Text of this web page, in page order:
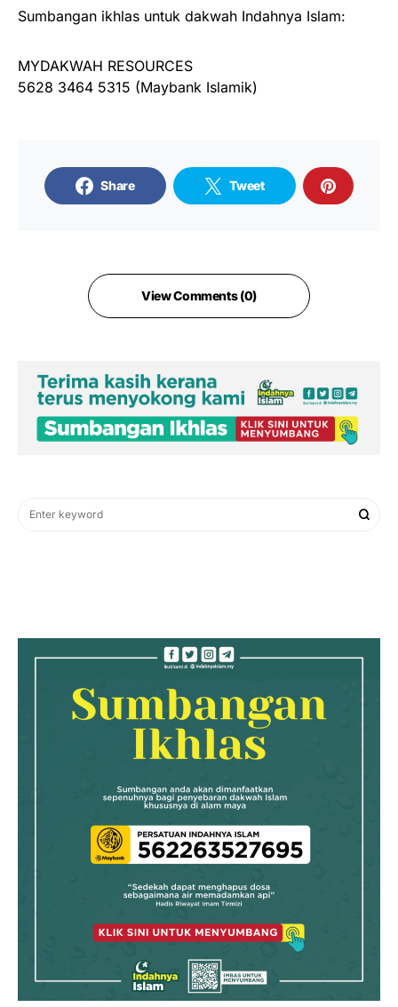
Sumbangan ikhlas untuk dakwah Indahnya Islam:
MYDAKWAH RESOURCES
5628 3464 5315 (Maybank Islamik)
Share Tweet
View Comments (0)